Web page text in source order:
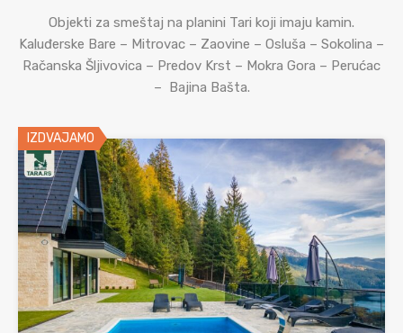
Objekti za smeštaj na planini Tari koji imaju kamin.
Kaluđerske Bare – Mitrovac – Zaovine – Osluša – Sokolina –
Račanska Šljivovica – Predov Krst – Mokra Gora – Perućac
– Bajina Bašta.
IZDVAJAMO